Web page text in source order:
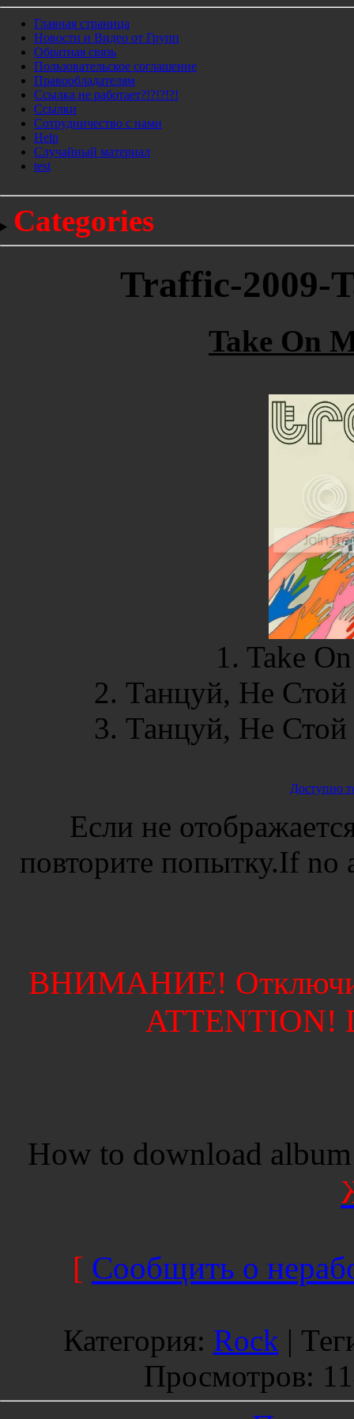
Главная страница
Новости и Видео от Групп
Обратная связь
Пользовательское соглашение
Правообладателям
Ссылка не работает?!?!?!?!
Ссылки
Сотрудничество с нами
Help
Cлучайный материал
test
Categories
Traffic-2009-
Take On
1. Take
2. Танцуй, Не Стой
3. Танцуй, Не
Доступно
Если не
повторите попытку.If
ВНИМАНИЕ!
ATTENTION!
How to download
[ Сообщить о
Категория: Rock |
Просмотров: